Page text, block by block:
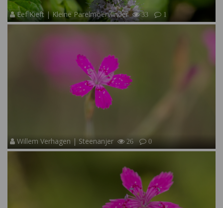
Eef Kieft | Kleine Parelmoervlinder 33 1
Willem Verhagen | Steenanjer 26 0